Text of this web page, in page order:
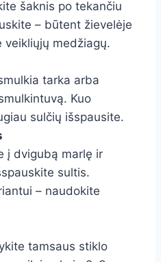
šaknis po tekančiu
– būtent žievelėje
veikliųjų medžiagų.
tarka arba
Kuo
sulčių išspausite.
į dvigubą marlę ir
sultis.
– naudokite
tamsaus stiklo